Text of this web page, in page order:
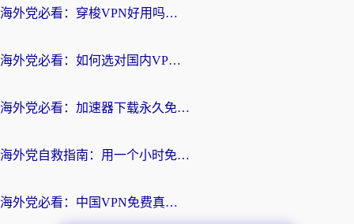
海外党必看：穿梭VPN好用吗？和云帆VPN对比哪个回国效果更好？附真实测评+避坑指南
海外党必看：如何选对国内VPN，实现无缝访问国内资源？
海外党必看：加速器下载永久免费版真的存在吗？教你无缝访问国内资源的正确姿势
海外党自救指南：用一个小时免费加速器，轻松打破国内资源访问壁垒？
海外党必看：中国VPN免费真的靠谱吗？手把手教你选对回国加速器